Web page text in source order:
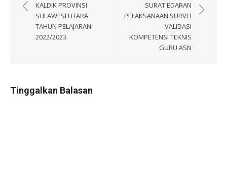
posKALDIK PROVINSI
SULAWESI UTARA
TAHUN PELAJARAN
2022/2023
SURAT EDARAN
PELAKSANAAN SURVEI
VALIDASI
KOMPETENSI TEKNIS
GURU ASN
Tinggalkan Balasan